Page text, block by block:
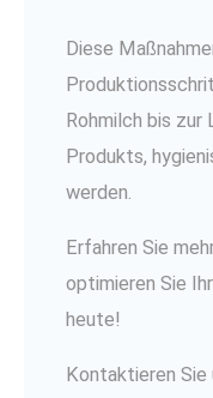
Diese
Rohmilch bis zur
Produkts,
werden.
Erfahren Sie
optimieren Sie
heute!
Kontaktieren Sie